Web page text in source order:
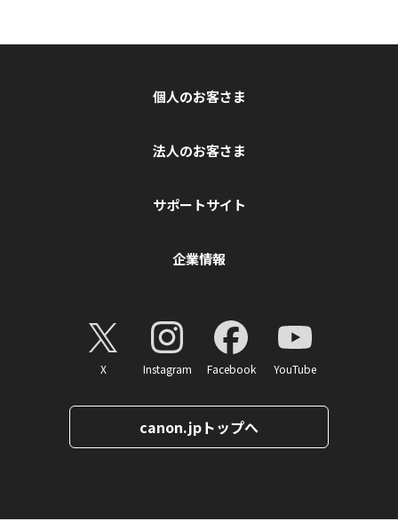
個人のお客さま
法人のお客さま
サポートサイト
企業情報
X Instagram Facebook YouTube
canon.jpトップへ